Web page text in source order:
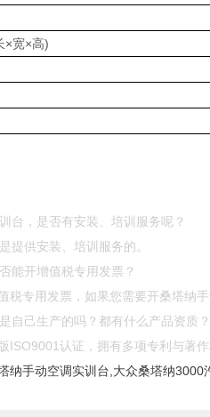
×宽×高)
台，是否有安装、培训服务呢？
提供安装、培训服务的。
能开增值税专用发票？
专用发票，如果您需要开桑塔纳
自己生产的吗？都有什么产品资质？
认证，拥有多项专利与著作
纳手动空调实训台,大众桑塔纳3000